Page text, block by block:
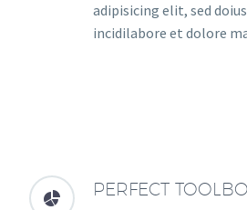
adipisicing elit, sed
incidilabore et dolore

 PERFECT